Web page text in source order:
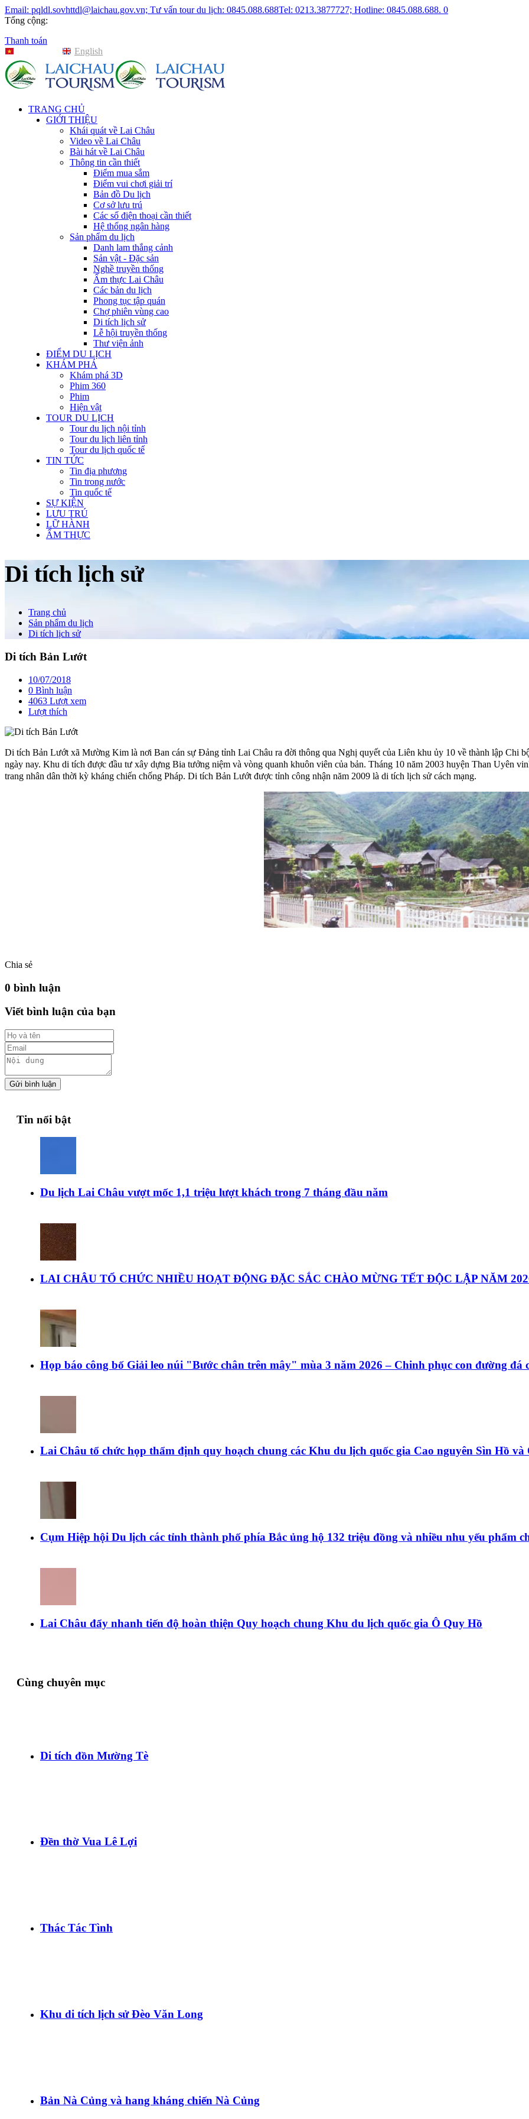
Email: pqldl.sovhttdl@laichau.gov.vn; Tư vấn tour du lịch: 0845.088.688Tel: 0213.3877727; Hotline: 0845.088.688. 0
Tổng cộng:
Thanh toán
English
TRANG CHỦ
GIỚI THIỆU
Khái quát về Lai Châu
Video về Lai Châu
Bài hát về Lai Châu
Thông tin cần thiết
Điểm mua sắm
Điểm vui chơi giải trí
Bản đồ Du lịch
Cơ sở lưu trú
Các số điện thoại cần thiết
Hệ thống ngân hàng
Sản phẩm du lịch
Danh lam thắng cảnh
Sản vật - Đặc sản
Nghề truyền thống
Ẩm thực Lai Châu
Các bản du lịch
Phong tục tập quán
Chợ phiên vùng cao
Di tích lịch sử
Lễ hội truyền thống
Thư viện ảnh
ĐIỂM DU LỊCH
KHÁM PHÁ
Khám phá 3D
Phim 360
Phim
Hiện vật
TOUR DU LỊCH
Tour du lịch nội tỉnh
Tour du lịch liên tỉnh
Tour du lịch quốc tế
TIN TỨC
Tin địa phương
Tin trong nước
Tin quốc tế
SỰ KIỆN
LƯU TRÚ
LỮ HÀNH
ẨM THỰC
Di tích lịch sử
Trang chủ
Sản phẩm du lịch
Di tích lịch sử
Di tích Bản Lướt
10/07/2018
0 Bình luận
4063 Lượt xem
Lượt thích
Di tích Bản Lướt xã Mường Kim là nơi Ban cán sự Đảng tỉnh Lai Châu ra đời thông qua Nghị quyết của Liên khu ủy 10 về thành lập Chi
ngày nay. Khu di tích được đầu tư xây dựng Bia tưởng niệm và vòng quanh khuôn viên của bản. Tháng 10 năm 2003 huyện Than Uyên
trang nhân dân thời kỳ kháng chiến chống Pháp. Di tích Bản Lướt được tỉnh công nhận năm 2009 là di tích lịch sử cách mạng.
Chia sẻ
0 bình luận
Viết bình luận của bạn
Gửi bình luận
Tin nổi bật
Du lịch Lai Châu vượt mốc 1,1 triệu lượt khách trong 7 tháng đầu năm
LAI CHÂU TỔ CHỨC NHIỀU HOẠT ĐỘNG ĐẶC SẮC CHÀO MỪNG TẾT ĐỘC LẬP NĂM
Họp báo công bố Giải leo núi "Bước chân trên mây" mùa 3 năm 2026 – Chinh phục con đường đá
Lai Châu tổ chức họp thẩm định quy hoạch chung các Khu du lịch quốc gia Cao nguyên Sìn Hồ và
Cụm Hiệp hội Du lịch các tỉnh thành phố phía Bắc ủng hộ 132 triệu đồng và nhiều nhu yếu phẩm
Lai Châu đẩy nhanh tiến độ hoàn thiện Quy hoạch chung Khu du lịch quốc gia Ô Quy Hồ
Cùng chuyên mục
Di tích đồn Mường Tè
Đền thờ Vua Lê Lợi
Thác Tác Tình
Khu di tích lịch sử Đèo Văn Long
Bản Nà Củng và hang kháng chiến Nà Củng